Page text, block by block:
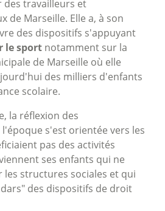
des travailleurs et
de Marseille. Elle a, à son
des dispositifs s'appuyant
le sport notamment sur la
de Marseille où elle
des milliers d'enfants
scolaire.
la réflexion des
s'est orientée vers les
pas des activités
ses enfants qui ne
les structures sociales et qui
des dispositifs de droit